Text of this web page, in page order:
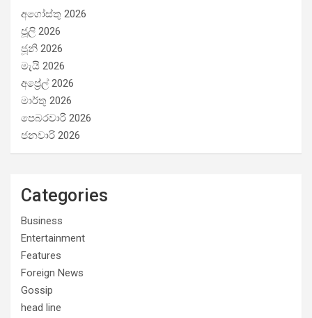
අගෝස්තු 2026
ජූලි 2026
ජූනි 2026
මැයි 2026
අප්‍රේල් 2026
මාර්තු 2026
පෙබරවාරි 2026
ජනවාරි 2026
Categories
Business
Entertainment
Features
Foreign News
Gossip
head line